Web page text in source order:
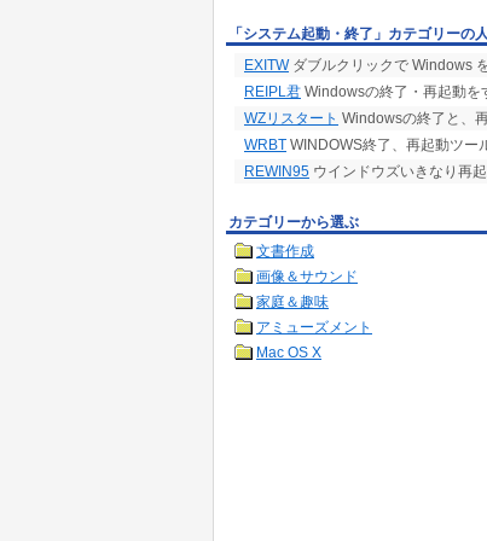
「システム起動・終了」カテゴリーの
EXITWダブルクリックで Windows
REIPL君 Windowsの終了・再起動を
WZリスタート Windowsの終了と、
WRBT WINDOWS終了、再起動ツー
REWIN95 ウインドウズいきなり再
カテゴリーから選ぶ
文書作成
画像＆サウンド
家庭＆趣味
アミューズメント
Mac OS X